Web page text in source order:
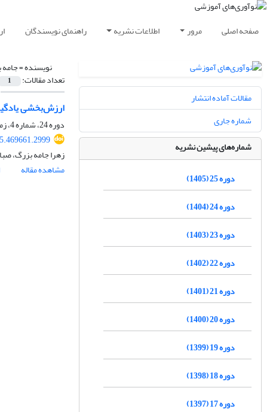
صفحه اصلی مرور اطلاعات نشریه راهنمای نویسندگان
نویسنده =
تعداد مقالات: 1
ارزش‌بخشی
دوره 24، شماره 4، زمستان 1404، صفحه
زهرا جامه بزرگ،
مشاهده مقاله
مقالات آماده انتشار
شماره جاری
شماره‌های پیشین نشریه
دوره 25 (1405)
دوره 24 (1404)
دوره 23 (1403)
دوره 22 (1402)
دوره 21 (1401)
دوره 20 (1400)
دوره 19 (1399)
دوره 18 (1398)
دوره 17 (1397)